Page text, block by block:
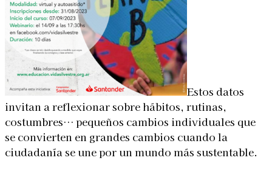
Estos datos
invitan a reflexionar sobre hábitos, rutinas,
costumbres… pequeños cambios individuales que
se convierten en grandes cambios cuando la
ciudadanía se une por un mundo más sustentable.